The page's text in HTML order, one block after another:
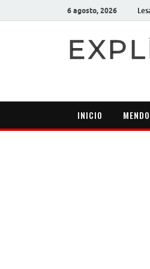
6 agosto, 2026
INICIO